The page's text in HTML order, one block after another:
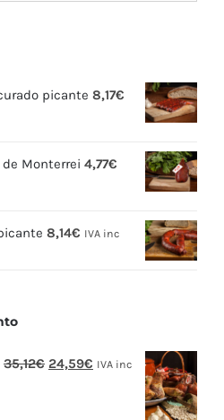
picante 8,17€
de Monterrei 4,77€
8,14€ IVA inc
35,12€ El
24,59€ El
IVA inc